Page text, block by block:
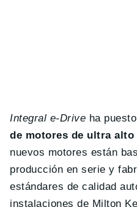
Integral e-Drive ha
de motores de ultra
nuevos motores están
producción en serie y
estándares de calidad
instalaciones de Milton